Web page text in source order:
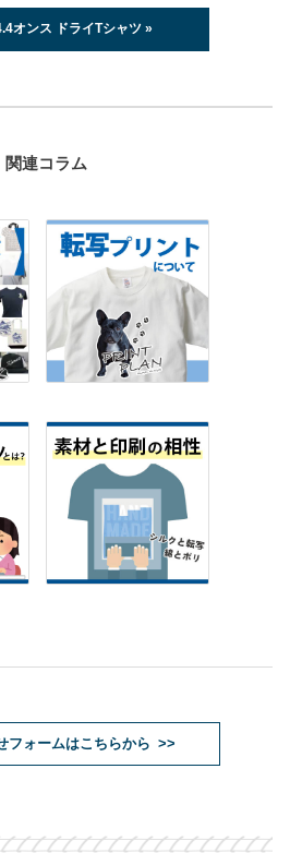
オンス ドライTシャツ »
関連コラム
フォームはこちらから >>